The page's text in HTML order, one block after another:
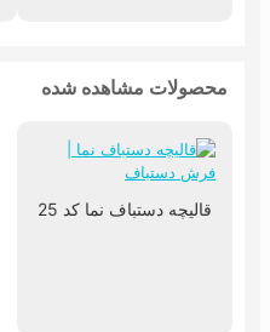
محصولات مشاهده شده
قالیچه دستباف نما کد 25